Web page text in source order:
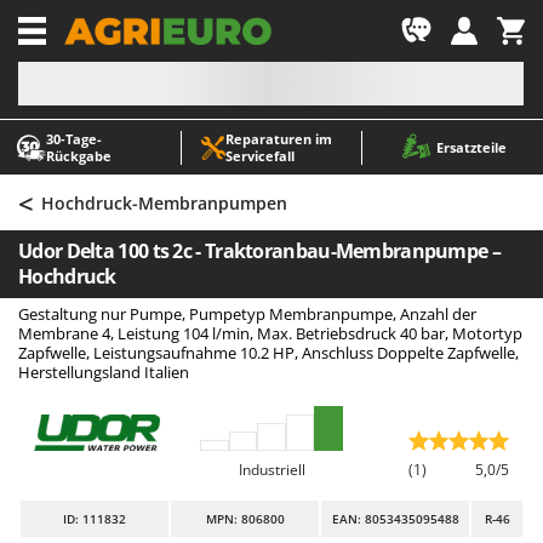
30‑Tage-
Rückgabe
Reparaturen im
Servicefall
Ersatzteile
-1
A
Abbeermaschinen - Traubenmühlen
Abfüllgeräte
Akku Gartenscheren
Akku Gras- und Strauchscheren
Akku-Stichsägen
Allzwecktransporter - Motorschubkarren
Alu-Teleskopleitern
Anbaubagger Heckbagger für Traktoren
Arbeitsschutzkleidung
Astkettensägen - Hochentaster
A
ABAC
AgriEuro Premium
AgriEuro TOP-LINE
AGT
Aima
Airmec
AL-KO
ALA 2000
Alce
Ama
< Hochdruck-Membranpumpen
Udor Delta 100 ts 2c - Traktoranbau-Membranpumpe –
Hochdruck
Gestaltung nur Pumpe, Pumpetyp Membranpumpe, Anzahl der
Membrane 4, Leistung 104 l/min, Max. Betriebsdruck 40 bar, Motortyp
Zapfwelle, Leistungsaufnahme 10.2 HP, Anschluss Doppelte Zapfwelle,
Herstellungsland Italien
Industriell (1) 5,0/5
ID: 111832 MPN: 806800 EAN: 8053435095488 R-46